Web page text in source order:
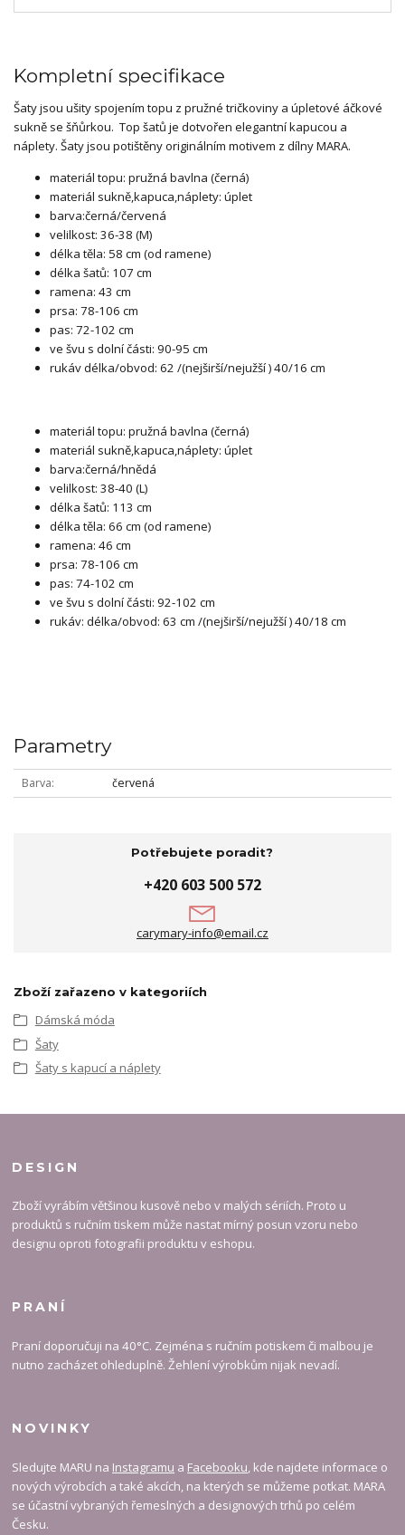
Kompletní specifikace
Šaty jsou ušity spojením topu z pružné tričkoviny a úpletové áčkové
sukně se šňůrkou. Top šatů je dotvořen elegantní kapucou a
náplety. Šaty jsou potištěny originálním motivem z dílny MARA.
materiál topu: pružná bavlna (černá)
materiál sukně,kapuca,náplety: úplet
barva:černá/červená
velilkost: 36-38 (M)
délka těla: 58 cm (od ramene)
délka šatů: 107 cm
ramena: 43 cm
prsa: 78-106 cm
pas: 72-102 cm
ve švu s dolní části: 90-95 cm
rukáv délka/obvod: 62 /(nejširší/nejužší ) 40/16 cm
materiál topu: pružná bavlna (černá)
materiál sukně,kapuca,náplety: úplet
barva:černá/hnědá
velilkost: 38-40 (L)
délka šatů: 113 cm
délka těla: 66 cm (od ramene)
ramena: 46 cm
prsa: 78-106 cm
pas: 74-102 cm
ve švu s dolní části: 92-102 cm
rukáv: délka/obvod: 63 cm /(nejširší/nejužší ) 40/18 cm
Parametry
Barva červená
Potřebujete poradit?
+420 603 500 572
carymary-info@email.cz
Zboží zařazeno v kategoriích
Dámská móda
Šaty
Šaty s kapucí a náplety
DESIGN
Zboží vyrábím většinou kusově nebo v malých sériích. Proto u
produktů s ručním tiskem může nastat mírný posun vzoru nebo
designu oproti fotografii produktu v eshopu.
PRANÍ
Praní doporučuji na 40°C. Zejména s ručním potiskem či malbou je
nutno zacházet ohleduplně. Žehlení výrobkům nijak nevadí.
NOVINKY
Sledujte MARU na Instagramu a Facebooku, kde najdete informace o
nových výrobcích a také akcích, na kterých se můžeme potkat. MARA
se účastní vybraných řemeslných a designových trhů po celém
Česku.